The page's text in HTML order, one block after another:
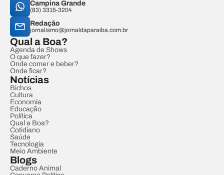
Campina Grande
(83) 3315-3204
Redação
jornalismo@jornaldaparaiba.com.br
Qual a Boa?
Agenda de Shows
O que fazer?
Onde comer e beber?
Onde ficar?
Notícias
Bichos
Cultura
Economia
Educação
Política
Qual a Boa?
Cotidiano
Saúde
Tecnologia
Meio Ambiente
Blogs
Caderno Animal